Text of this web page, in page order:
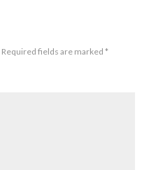
Required fields are marked *